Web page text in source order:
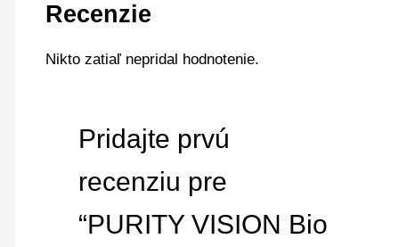
Recenzie
Nikto zatiaľ nepridal hodnotenie.
Pridajte prvú
recenziu pre
“PURITY VISION Bio